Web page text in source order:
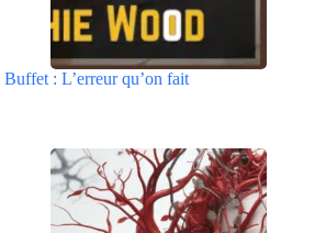
: L’erreur qu’on fait